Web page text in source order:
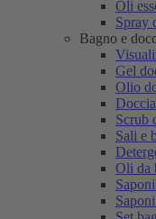
Oli
Spray
Bagno e
Gel
Olio
Scrub
Sali e
Oli da